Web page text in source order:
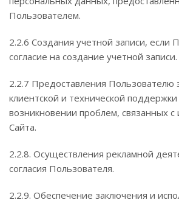
Пользователем.
2.2.6 Создания учетной записи, если
согласие на создание учетной записи.
2.2.7 Предоставления Пользователю
клиентской и технической поддержки
возникновении проблем, связанных с
Сайта.
2.2.8. Осуществления рекламной
согласия Пользователя.
2.2.9. Обеспечение заключения и